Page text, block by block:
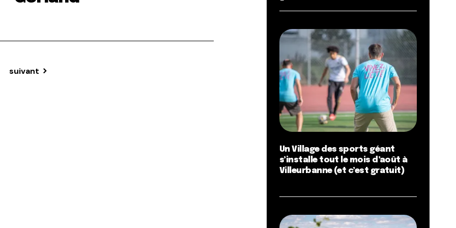
suivant
Un Village des sports géant
s’installe tout le mois d’août à
Villeurbanne (et c’est gratuit)